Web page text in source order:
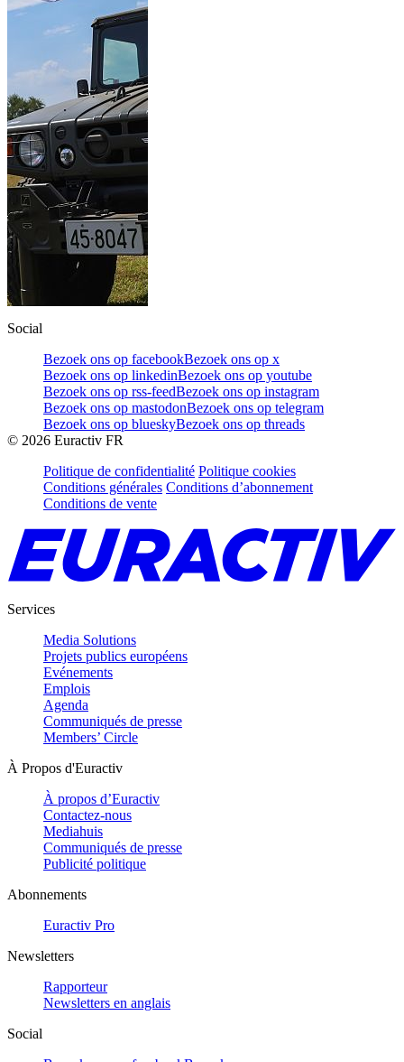
Social
Bezoek ons op facebookBezoek ons op x
Bezoek ons op linkedinBezoek ons op youtube
Bezoek ons op rss-feedBezoek ons op instagram
Bezoek ons op mastodonBezoek ons op telegram
Bezoek ons op blueskyBezoek ons op threads
© 2026 Euractiv FR
Politique de confidentialité Politique cookies
Conditions générales Conditions d’abonnement
Conditions de vente
Services
Media Solutions
Projets publics européens
Evénements
Emplois
Agenda
Communiqués de presse
Members’ Circle
À Propos d'Euractiv
À propos d’Euractiv
Contactez-nous
Mediahuis
Communiqués de presse
Publicité politique
Abonnements
Euractiv Pro
Newsletters
Rapporteur
Newsletters en anglais
Social